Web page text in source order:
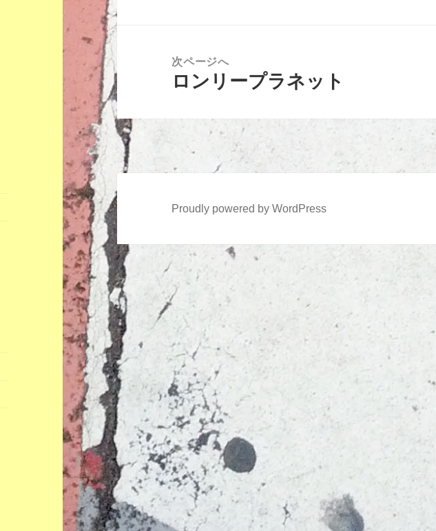
ゲ
シ
ョ
ン
次ページへ
次
投
ロンリープラネット
Proudly powered by WordPress